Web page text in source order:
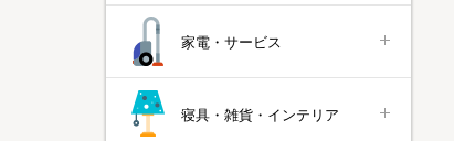
家電・サービス
寝具・雑貨・インテリア